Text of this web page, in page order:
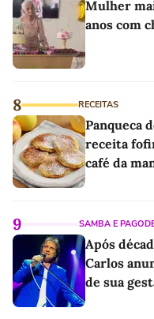
Mulher
anos com
8 RECEITAS
Panqueca
receita
café da
9 SAMBA E
Após
Carlos
de sua